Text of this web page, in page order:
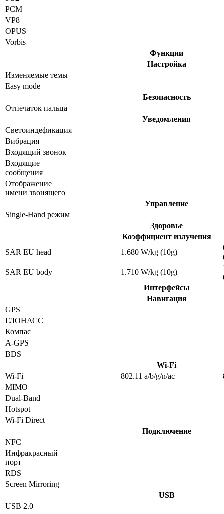
PCM
VP8
OPUS
Vorbis
Функции
Настройка
Изменяемые темы
Easy mode
Безопасность
Отпечаток пальца
Уведомления
Светоиндефикация
Вибрация
Входящий звонок
Входящие
сообщения
Отображение
имени звонящего
Управление
Single-Hand режим
Здоровье
Коэффициент излучения
SAR EU head
1.680 W/kg (10g)
SAR EU body
1.710 W/kg (10g)
Интерфейсы
Навигация
GPS
ГЛОНАСС
Компас
A-GPS
BDS
Wi-Fi
Wi-Fi
802.11 a/b/g/n/ac
MIMO
Dual-Band
Hotspot
Wi-Fi Direct
Подключение
NFC
Инфракрасный
порт
RDS
Screen Mirroring
USB
USB 2.0